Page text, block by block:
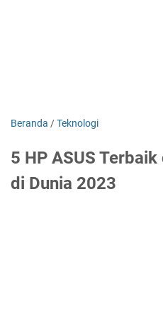
Beranda /Teknologi
5 HP ASUS
di Dunia 2023